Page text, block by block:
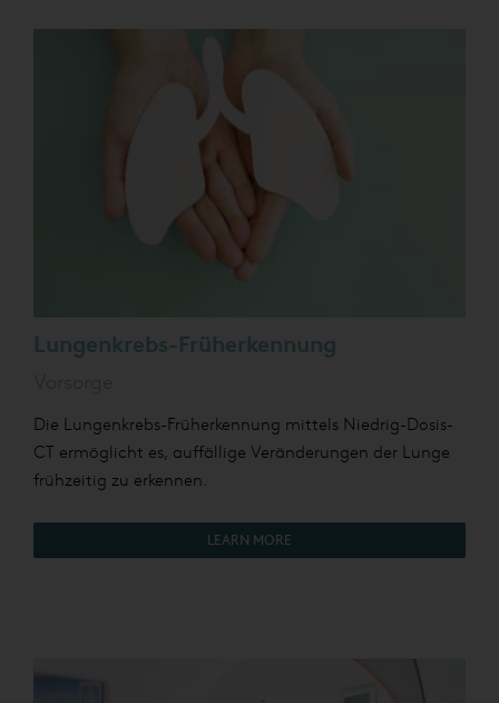
Lungenkrebs-Früherkennung
Vorsorge
Die Lungenkrebs-Früherkennung mittels Niedrig-Dosis-
CT ermöglicht es, auffällige Veränderungen der Lunge
frühzeitig zu erkennen.
LEARN MORE